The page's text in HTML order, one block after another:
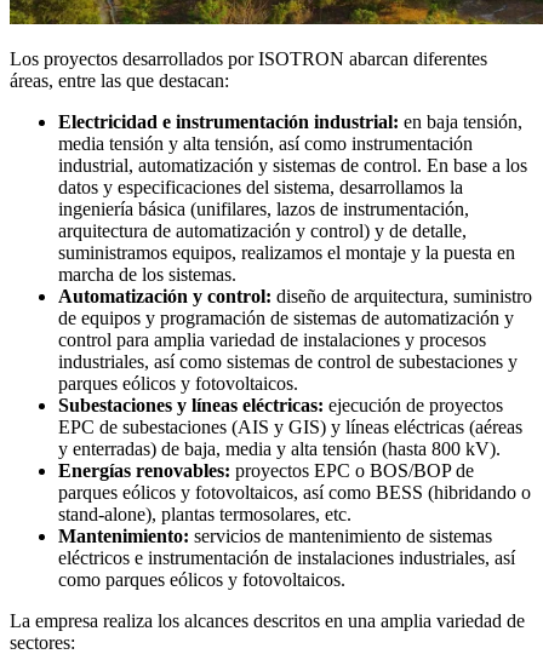
Los proyectos desarrollados por ISOTRON abarcan diferentes
áreas, entre las que destacan:
Electricidad e instrumentación industrial: en baja tensión,
media tensión y alta tensión, así como instrumentación
industrial, automatización y sistemas de control. En base a los
datos y especificaciones del sistema, desarrollamos la
ingeniería básica (unifilares, lazos de instrumentación,
arquitectura de automatización y control) y de detalle,
suministramos equipos, realizamos el montaje y la puesta en
marcha de los sistemas.
Automatización y control: diseño de arquitectura, suministro
de equipos y programación de sistemas de automatización y
control para amplia variedad de instalaciones y procesos
industriales, así como sistemas de control de subestaciones y
parques eólicos y fotovoltaicos.
Subestaciones y líneas eléctricas: ejecución de proyectos
EPC de subestaciones (AIS y GIS) y líneas eléctricas (aéreas
y enterradas) de baja, media y alta tensión (hasta 800 kV).
Energías renovables: proyectos EPC o BOS/BOP de
parques eólicos y fotovoltaicos, así como BESS (hibridando o
stand-alone), plantas termosolares, etc.
Mantenimiento: servicios de mantenimiento de sistemas
eléctricos e instrumentación de instalaciones industriales, así
como parques eólicos y fotovoltaicos.
La empresa realiza los alcances descritos en una amplia variedad de
sectores: